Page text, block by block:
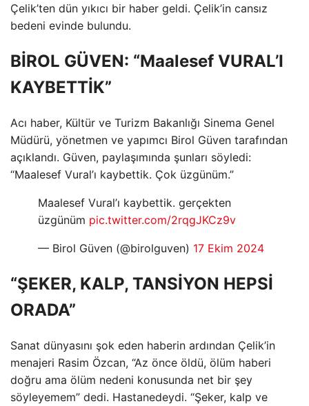
Çelik’ten dün yıkıcı bir haber geldi. Çelik’in cansız
bedeni evinde bulundu.
BİROL GÜVEN: “Maalesef VURAL’I
KAYBETTİK”
Acı haber, Kültür ve Turizm Bakanlığı Sinema Genel
Müdürü, yönetmen ve yapımcı Birol Güven tarafından
açıklandı. Güven, paylaşımında şunları söyledi:
“Maalesef Vural’ı kaybettik. Çok üzgünüm.”
Maalesef Vural’ı kaybettik. gerçekten
üzgünüm pic.twitter.com/2rqgJKCz9v
— Birol Güven (@birolguven) 17 Ekim 2024
“ŞEKER, KALP, TANSİYON HEPSİ
ORADA”
Sanat dünyasını şok eden haberin ardından Çelik’in
menajeri Rasim Özcan, “Az önce öldü, ölüm haberi
doğru ama ölüm nedeni konusunda net bir şey
söyleyemem” dedi. Hastanedeydi. “Şeker, kalp ve